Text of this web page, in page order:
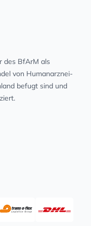
des BfArM als
von Human­arz­nei­
befugt sind und